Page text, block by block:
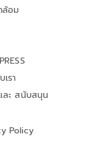
อม
รา
ะ สนับสนุน
Policy